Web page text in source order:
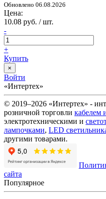
Обновлено 06.08.2026
Цена:
10.08 руб. / шт.
-
+
Купить
×
Войти
«Интертех»
© 2019–2026 «Интертех» -
розничной торговли кабелем
электротехническими и
лампочками, LED
другими товарами.
сайта
Популярное